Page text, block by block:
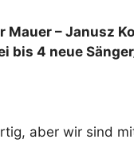
– Janusz
bis 4 neue
aber wir sind